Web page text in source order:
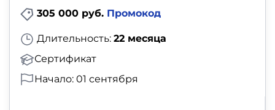
305 000 руб. Промокод
Длительность: 22 месяца
Сертификат
Начало: 01 сентября
язык
Для
детей